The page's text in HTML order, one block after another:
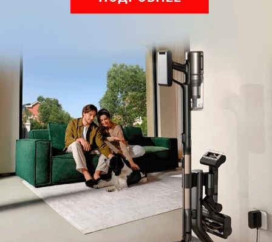
покупку и планировали взять себе новый iPhone,
идеально сложились сразу несколько факторов:
стабильно снижающийся курс валют, текущий
цикл обновлений устройств и отлично
налаженные, бесперебойные каналы
параллельного импорта. Так что ответ на
вопрос выгодно ли покупать Айфон в 2026 году у
российских ритейлеров — конечно, да.
Конкуренция среди поставщиков максимальная,
из-за чего розничные цены сильно просели, и
выгода может получиться ощутимой. Но вечно так
продолжаться не может — любые колебания на